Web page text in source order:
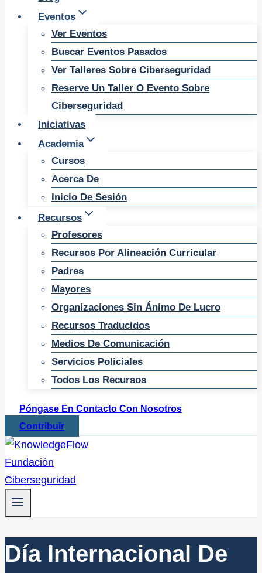
Eventos
Ver Eventos
Buscar Eventos Pasados
Ver Talleres Sobre Ciberseguridad
Reserve Un Taller O Evento Sobre
Ciberseguridad
Iniciativas
Academia
Cursos
Acerca De
Inicio De Sesión
Recursos
Profesores
Recursos Por Alineación Curricular
Padres
Mayores
Organizaciones Sin Ánimo De Lucro
Recursos Traducidos
Medios De Comunicación
Servicios Policiales
Todos Los Recursos
Póngase En Contacto Con Nosotros
Contribuir
Día Internacional De